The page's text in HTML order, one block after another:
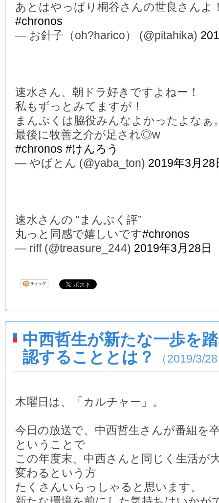
あとはやっぱり桐谷さんの世良さんよ
#chronos
— お針子（oh?harico） (@pitahika)
速水さん、朝ドラ好きですよねー！
私もずっとみてますが！
まんぷくは脇役みんなよかったよなぁ
最後に牧善之介が足され◎w
#chronos #けんろう
— やばとん (@yaba_ton) 2019年3月28
速水さんの “まんぷく評”
丸っと同感で嬉しいです#chronos
— riff (@treasure_244) 2019年3月28日
中西哲生が新たな一歩を
認することとは？
（2019/3/
木曜日は、「カルチャー」。
今日の放送で、中西哲生さんが番組を
ということで
この年度末、中西さんと同じく生活が
変わるという方
たくさんいらっしゃると思います。